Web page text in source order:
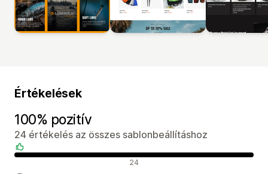
Értékelések
100% pozitív
24 értékelés az összes sablonbeállításhoz
Pozitív értékelések 24